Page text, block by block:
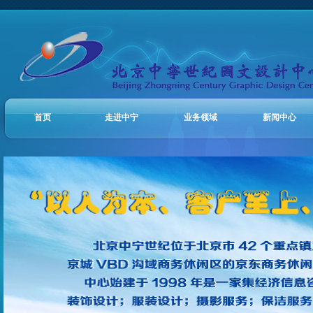
首页 走进中宁 业务领域 新闻中心